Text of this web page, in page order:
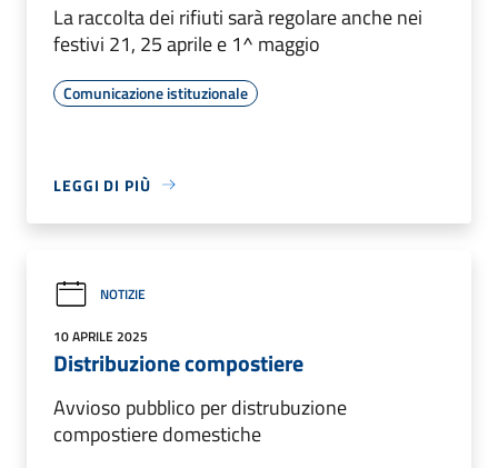
La raccolta dei rifiuti sarà regolare anche nei
festivi 21, 25 aprile e 1^ maggio
Comunicazione istituzionale
LEGGI DI PIÙ
NOTIZIE
10 APRILE 2025
Distribuzione compostiere
Avvioso pubblico per distrubuzione
compostiere domestiche